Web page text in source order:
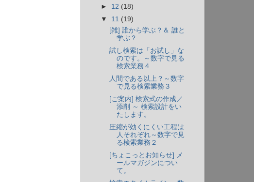
► 12 (18)
▼ 11 (19)
[雑] 誰から学ぶ？＆ 誰と
学ぶ？
試し検索は「お試し」な
のです。～数字で見る
検索業務４
人間である以上？～数字
で見る検索業務３
[ご案内] 検索式の作成／
添削 ～ 検索設計をい
たします。
圧縮が効くにくい工程は
人それぞれ～数字で見
る検索業務２
[ちょこっとお知らせ] メ
ールマガジンについ
て。